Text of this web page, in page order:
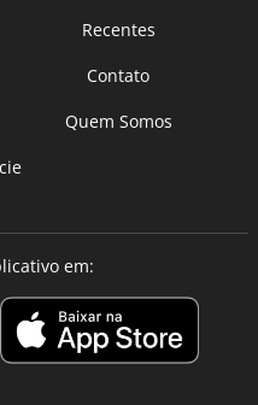
Recentes
Contato
Quem Somos
em: